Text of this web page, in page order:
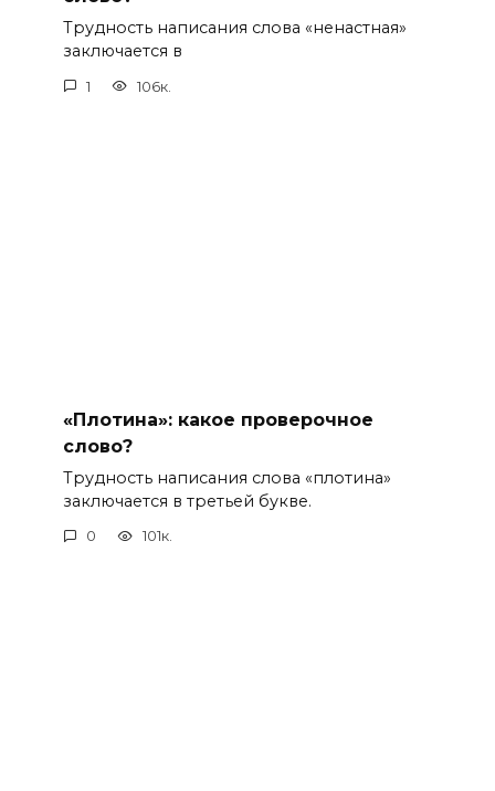
Трудность написания слова «ненастная»
заключается в
1 106к.
«Плотина»: какое проверочное
слово?
Трудность написания слова «плотина»
заключается в третьей букве.
0 101к.